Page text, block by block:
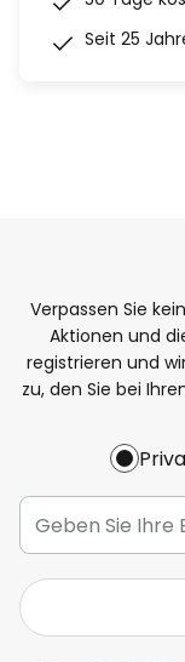
Seit 25
Verpassen Sie
Aktionen und
registrieren und
zu, den Sie bei